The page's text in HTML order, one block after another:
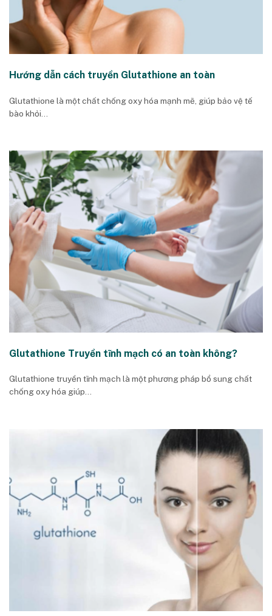
Hướng dẫn cách truyền Glutathione an toàn
Glutathione là một chất chống oxy hóa mạnh mẽ, giúp bảo vệ tế
bào khỏi...
Glutathione Truyền tĩnh mạch có an toàn không?
Glutathione truyền tĩnh mạch là một phương pháp bổ sung chất
chống oxy hóa giúp...